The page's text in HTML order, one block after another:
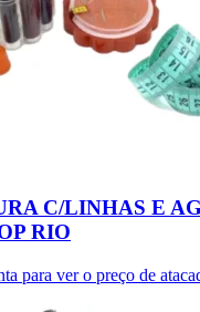
C/LINHAS E
RIO
para ver o preço de